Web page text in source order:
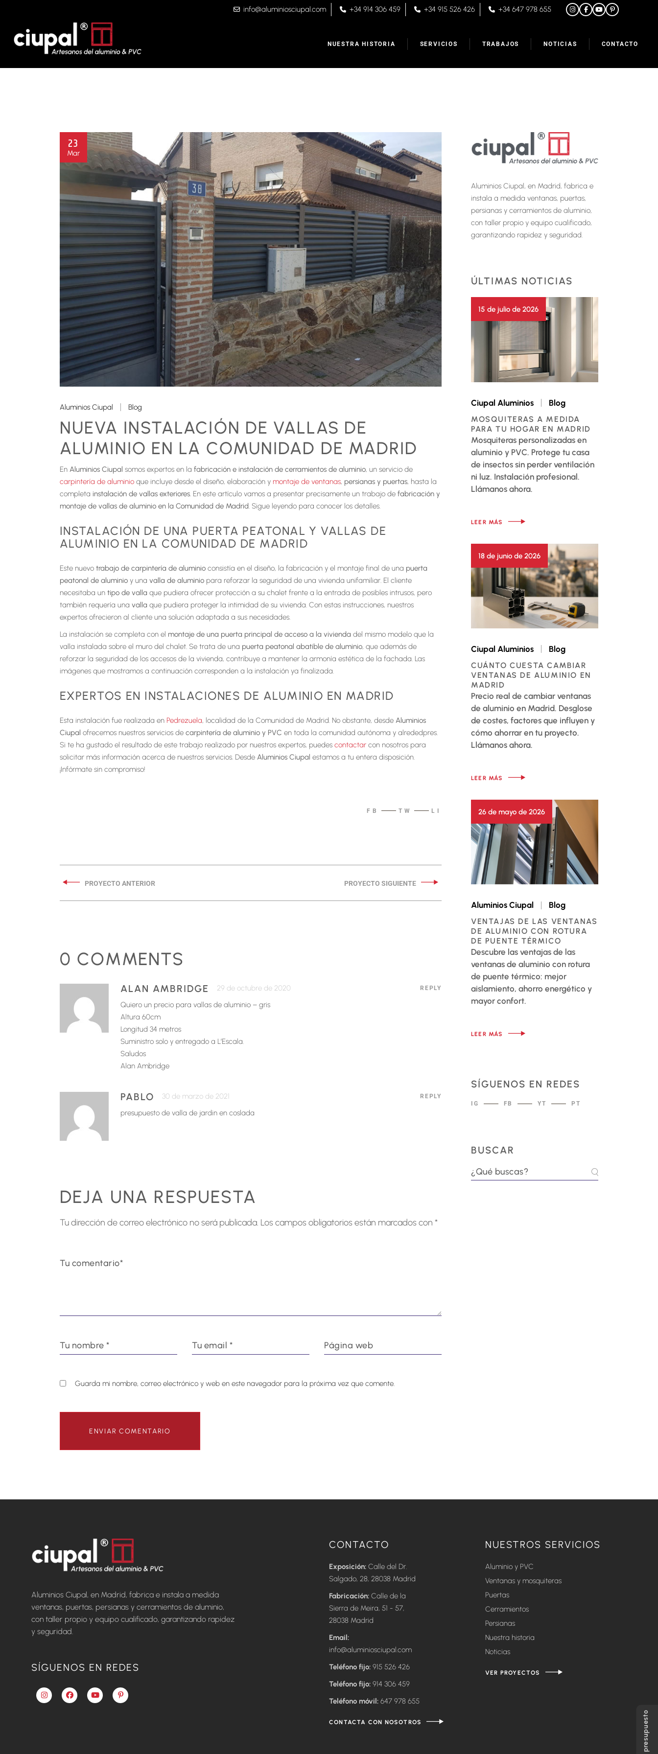
info@aluminiosciupal.com +34 914 306 459 +34 915 526 426 +34 647 978 655
NUESTRA HISTORIA
Como trabajamos
SERVICIOS
Persianas
TRABAJOS NOTICIAS CONTACTO
Nuestro recorrido
Por qué Ciupal
Aluminio y PVC
Puertas
23
Mar
Aluminios Ciupal Blog
NUEVA INSTALACIÓN DE VALLAS DE
ALUMINIO EN LA COMUNIDAD DE MADRID
En Aluminios Ciupal somos expertos en la fabricación e instalación de cerramientos de aluminio, un servicio de
carpintería de aluminio que incluye desde el diseño, elaboración y montaje de ventanas, persianas y puertas, hasta la
completa instalación de vallas exteriores. En este artículo vamos a presentar precisamente un trabajo de fabricación y
montaje de vallas de aluminio en la Comunidad de Madrid. Sigue leyendo para conocer los detalles.
INSTALACIÓN DE UNA PUERTA PEATONAL Y VALLAS DE
ALUMINIO EN LA COMUNIDAD DE MADRID
Este nuevo trabajo de carpintería de aluminio consistía en el diseño, la fabricación y el montaje final de una puerta
peatonal de aluminio y una valla de aluminio para reforzar la seguridad de una vivienda unifamiliar. El cliente
necesitaba un tipo de valla que pudiera ofrecer protección a su chalet frente a la entrada de posibles intrusos, pero
también requería una valla que pudiera proteger la intimidad de su vivienda. Con estas instrucciones, nuestros
expertos ofrecieron al cliente una solución adaptada a sus necesidades.
La instalación se completa con el montaje de una puerta principal de acceso a la vivienda del mismo modelo que la
valla instalada sobre el muro del chalet. Se trata de una puerta peatonal abatible de aluminio, que además de
reforzar la seguridad de los accesos de la vivienda, contribuye a mantener la armonía estética de la fachada. Las
imágenes que mostramos a continuación corresponden a la instalación ya finalizada.
EXPERTOS EN INSTALACIONES DE ALUMINIO EN MADRID
Esta instalación fue realizada en Pedrezuela, localidad de la Comunidad de Madrid. No obstante, desde Aluminios
Ciupal ofrecemos nuestros servicios de carpintería de aluminio y PVC en toda la comunidad autónoma y alrededpres.
Si te ha gustado el resultado de este trabajo realizado por nuestros expertos, puedes contactar con nosotros para
solicitar más información acerca de nuestros servicios. Desde Aluminios Ciupal estamos a tu entera disposición.
¡Infórmate sin compromiso!
FB TW LI
0 COMMENTS
ALAN AMBRIDGE
29 de octubre de 2020
Quiero un precio para vallas de aluminio – gris
Altura 60cm
Longitud 34 metros
Suministro solo y entregado a L’Escala.
Saludos
Alan Ambridge
REPLY
PABLO
30 de marzo de 2021
presupuesto de valla de jardin en coslada
REPLY
DEJA UNA RESPUESTA
Tu dirección de correo electrónico no será publicada. Los campos obligatorios están marcados con *
Guarda mi nombre, correo electrónico y web en este navegador para la próxima vez que comente.
Aluminios Ciupal, en Madrid, fabrica e
instala a medida ventanas, puertas,
persianas y cerramientos de aluminio,
con taller propio y equipo cualificado,
garantizando rapidez y seguridad.
ÚLTIMAS NOTICIAS
15 de julio de 2026
Ciupal Aluminios Blog
MOSQUITERAS A MEDIDA
PARA TU HOGAR EN MADRID
Mosquiteras personalizadas en
aluminio y PVC. Protege tu casa
de insectos sin perder ventilación
ni luz. Instalación profesional.
Llámanos ahora.
LEER MÁS
18 de junio de 2026
Ciupal Aluminios Blog
CUÁNTO CUESTA CAMBIAR
VENTANAS DE ALUMINIO EN
MADRID
Precio real de cambiar ventanas
de aluminio en Madrid. Desglose
de costes, factores que influyen y
cómo ahorrar en tu proyecto.
Llámanos ahora.
LEER MÁS
26 de mayo de 2026
Aluminios Ciupal Blog
VENTAJAS DE LAS VENTANAS
DE ALUMINIO CON ROTURA
DE PUENTE TÉRMICO
Descubre las ventajas de las
ventanas de aluminio con rotura
de puente térmico: mejor
aislamiento, ahorro energético y
mayor confort.
LEER MÁS
SÍGUENOS EN REDES
IG FB YT PT
BUSCAR
Aluminios Ciupal, en Madrid, fabrica e instala a medida
ventanas, puertas, persianas y cerramientos de aluminio,
con taller propio y equipo cualificado, garantizando rapidez
y seguridad.
SÍGUENOS EN REDES
CONTACTO
Exposición: Calle del Dr.
Salgado, 28, 28038 Madrid
Fabricación: Calle de la
Sierra de Meira, 51 - 57,
28038 Madrid
Email:
info@aluminiosciupal.com
Teléfono fijo: 915 526 426
Teléfono fijo: 914 306 459
Teléfono móvil: 647 978 655
CONTACTA CON NOSOTROS
NUESTROS SERVICIOS
Aluminio y PVC
Ventanas y mosquiteras
Puertas
Cerramientos
Persianas
Nuestra historia
Noticias
VER PROYECTOS